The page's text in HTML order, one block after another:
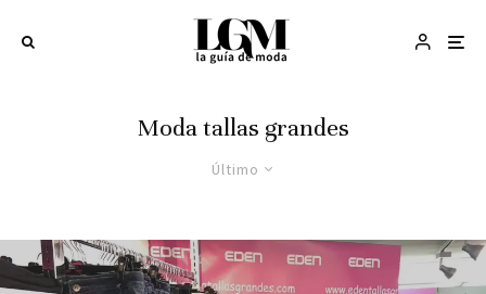
Moda tallas grandes
Último